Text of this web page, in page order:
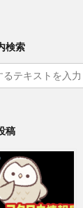
検索
稿